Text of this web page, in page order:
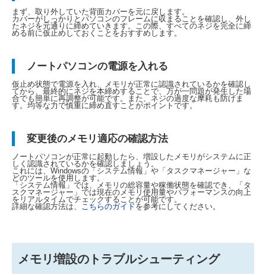
まず、取り外していた背面カバーを元に戻します。
カバーがしっかりとパソコンのフレームに収まることを確認し、外し
たネジを元通りに締めていきます。この際、すべてのネジを完全に締
める前に仮止めしておくことをおすすめします。
ノートパソコンの電源を入れる
仮止め状態で電源を入れ、メモリが正常に認識されているかを確認し
てから、最終的にネジを本締めすることで、万が一問題が発生した場
合でも簡単に再調整が可能です。また、ネジの過度な摩耗も防げま
す。均等な力で慎重に締め直すことがポイントです。
変更後のメモリ適応の確認方法
ノートパソコンが正常に起動したら、増設したメモリがシステムに正
しく認識されているかを確認しましょう。
これには、Windowsの「システム情報」や「タスクマネージャー」な
どのツールを使用します。
「システム情報」では、メモリの総容量や稼働状態を確認でき、「タ
スクマネージャー」では現在のメモリ使用量やパフォーマンスの向上
をリアルタイムでチェックすることが可能です。
詳細な確認方法は、
こちらのガイドを参考にしてください。
メモリ増設のトラブルシューティング